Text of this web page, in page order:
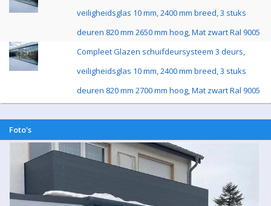
veiligheidsglas 10 mm, 2400 mm breed, 3 stuks
deuren 820 mm 2650 mm hoog, Mat zwart Ral 9005
Compleet Glazen schuifdeursysteem 3 deurs,
veiligheidsglas 10 mm, 2400 mm breed, 3 stuks
deuren 820 mm 2700 mm hoog, Mat zwart Ral 9005
Foto's